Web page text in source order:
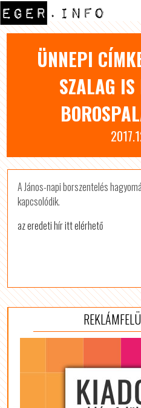
ÜNNEPI
SZALAG
A János-napi borszentelés
kapcsolódik.
az eredeti hír itt elérhető